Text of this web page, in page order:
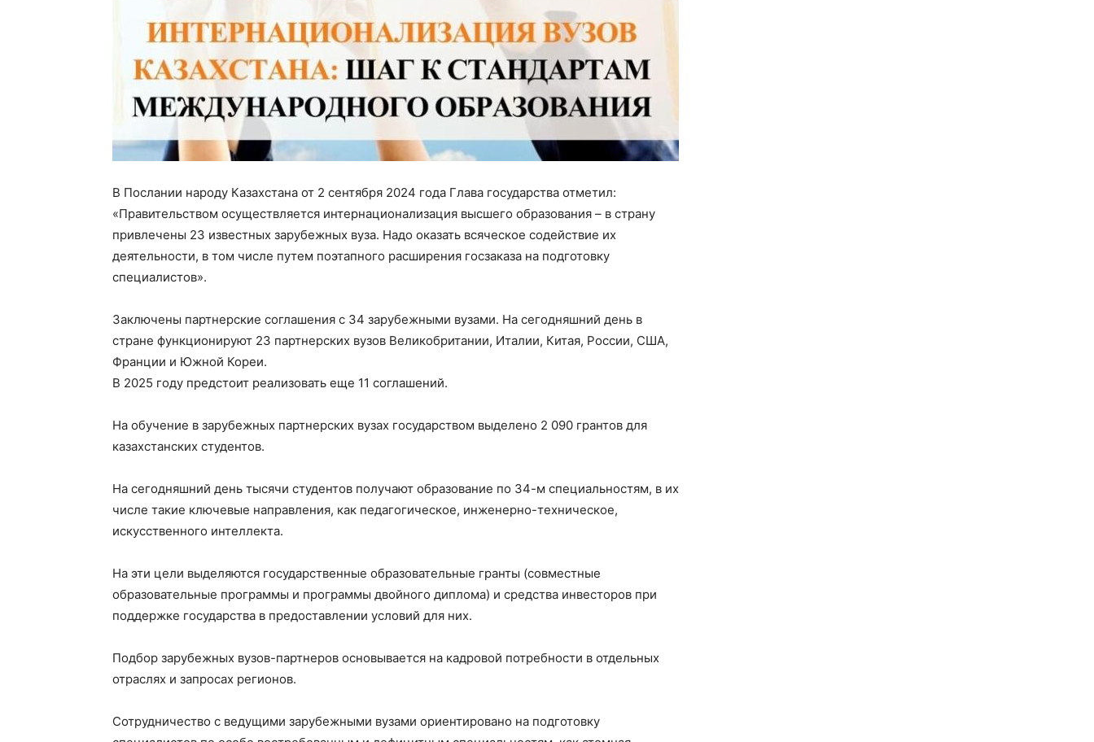
В Послании народу Казахстана от 2 сентября 2024 года Глава государства отметил:
«Правительством осуществляется интернационализация высшего образования – в страну
привлечены 23 известных зарубежных вуза. Надо оказать всяческое содействие их
деятельности, в том числе путем поэтапного расширения госзаказа на подготовку
специалистов».
Заключены партнерские соглашения с 34 зарубежными вузами. На сегодняшний день в
стране функционируют 23 партнерских вузов Великобритании, Италии, Китая, России, США,
Франции и Южной Кореи.
В 2025 году предстоит реализовать еще 11 соглашений.
На обучение в зарубежных партнерских вузах государством выделено 2 090 грантов для
казахстанских студентов.
На сегодняшний день тысячи студентов получают образование по 34-м специальностям, в их
числе такие ключевые направления, как педагогическое, инженерно-техническое,
искусственного интеллекта.
На эти цели выделяются государственные образовательные гранты (совместные
образовательные программы и программы двойного диплома) и средства инвесторов при
поддержке государства в предоставлении условий для них.
Подбор зарубежных вузов-партнеров основывается на кадровой потребности в отдельных
отраслях и запросах регионов.
Сотрудничество с ведущими зарубежными вузами ориентировано на подготовку